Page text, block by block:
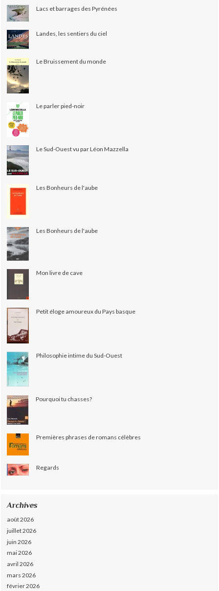
Lacs et barrages des Pyrénées
Landes, les sentiers du ciel
Le Bruissement du monde
Le parler pied-noir
Le Sud-Ouest vu par Léon Mazzella
Les Bonheurs de l'aube
Les Bonheurs de l'aube
Mon livre de cave
Petit éloge amoureux du Pays basque
Philosophie intime du Sud-Ouest
Pourquoi tu chasses?
Premières phrases de romans célèbres
Regards
Archives
août 2026
juillet 2026
juin 2026
mai 2026
avril 2026
mars 2026
février 2026